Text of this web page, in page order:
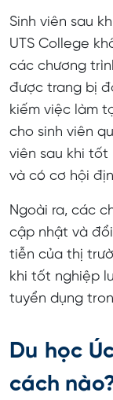
Sinh viên sau
UTS College
các chương
được trang bị
kiếm việc làm
cho sinh viên
viên sau khi
và có cơ hội
Ngoài ra, các
cập nhật và
tiễn của thị
khi tốt nghiệp
tuyển dụng
Du học
cách